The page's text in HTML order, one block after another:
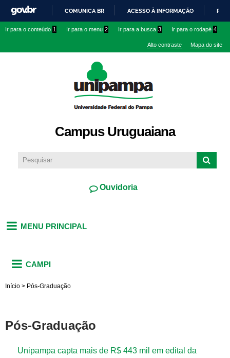
conteúdo
IR
O
COMUNICA BR ACESSO À INFORMAÇÃO
Ir para o conteúdo 1 Ir para o menu 2 Ir para a busca 3 Ir para o rodapé 4
Alto contraste Mapa do site
Campus Uruguaiana
Ouvidoria
MENU PRINCIPAL
CAMPI
Início > Pós-Graduação
Pós-Graduação
Unipampa capta mais de R$ 443 mil em edital da